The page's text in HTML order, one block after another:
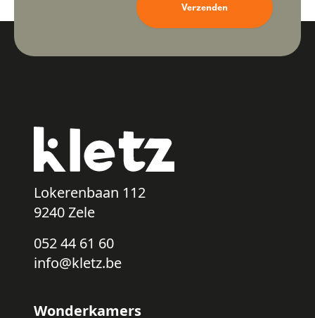
Verzenden
Lokerenbaan 112
9240 Zele
052 44 61 60
info@kletz.be
Wonderkamers